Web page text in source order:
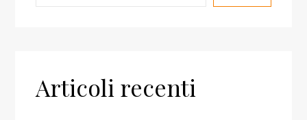
Articoli recenti